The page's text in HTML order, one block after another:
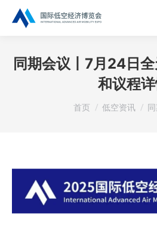
同期会议丨7月24日
和议程
您在这里：
首页 低空资讯